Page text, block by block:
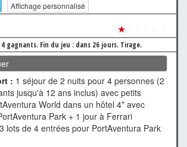
Affichage personnalisé
★
gagnants. Fin du jeu : dans 26 jours. Tirage.
: 1 séjour de 2 nuits pour 4 personnes (2
jusqu'à 12 ans inclus) avec petits
World dans un hôtel 4* avec
Park + 1 jour à Ferrari
lots de 4 entrées pour PortAventura Park